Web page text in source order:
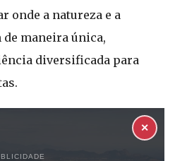
onde a natureza e a
maneira única,
diversificada para
✕